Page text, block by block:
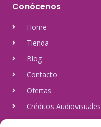
Conócenos
Home
Tienda
Blog
Contacto
Ofertas
Créditos Audiovisuales
tulineamagica.com